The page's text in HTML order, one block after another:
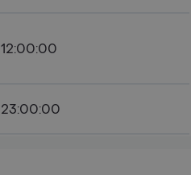
12:00:00
23:00:00